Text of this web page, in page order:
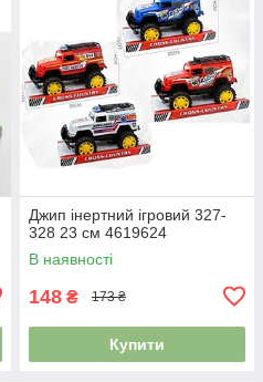
Джип інертний ігровий 327-
328 23 см 4619624
В наявності
148 ₴ 173 ₴
Купити